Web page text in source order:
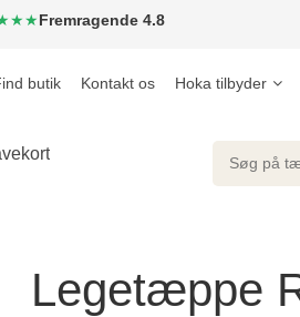
Fremragende 4.8
butik Kontakt os Hoka tilbyder
Legetæppe